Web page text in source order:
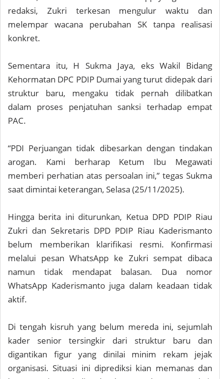
redaksi, Zukri terkesan mengulur waktu dan
melempar wacana perubahan SK tanpa realisasi
konkret.
Sementara itu, H Sukma Jaya, eks Wakil Bidang
Kehormatan DPC PDIP Dumai yang turut didepak dari
struktur baru, mengaku tidak pernah dilibatkan
dalam proses penjatuhan sanksi terhadap empat
PAC.
“PDI Perjuangan tidak dibesarkan dengan tindakan
arogan. Kami berharap Ketum Ibu Megawati
memberi perhatian atas persoalan ini,” tegas Sukma
saat dimintai keterangan, Selasa (25/11/2025).
Hingga berita ini diturunkan, Ketua DPD PDIP Riau
Zukri dan Sekretaris DPD PDIP Riau Kaderismanto
belum memberikan klarifikasi resmi. Konfirmasi
melalui pesan WhatsApp ke Zukri sempat dibaca
namun tidak mendapat balasan. Dua nomor
WhatsApp Kaderismanto juga dalam keadaan tidak
aktif.
Di tengah kisruh yang belum mereda ini, sejumlah
kader senior tersingkir dari struktur baru dan
digantikan figur yang dinilai minim rekam jejak
organisasi. Situasi ini diprediksi kian memanas dan